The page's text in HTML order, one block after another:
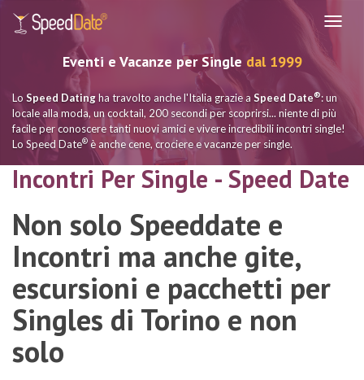
Eventi e Vacanze per Single dal 1999
Lo Speed Datingha travolto anche l'Italia grazie a Speed Date®: un
locale alla moda, un cocktail, 200 secondi per scoprirsi... niente di più
facile per conoscere tanti nuovi amici e vivere incredibili incontri single!
Lo Speed Date® è anche cene, crociere e vacanze per single.
Incontri Per Single - Speed Date
Non solo Speeddate e
Incontri ma anche gite,
escursioni e pacchetti per
Singles di Torino e non
solo